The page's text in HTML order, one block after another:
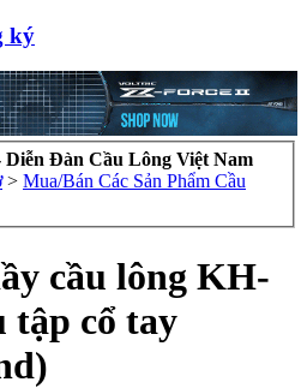
ký
Đàn Cầu Lông Việt Nam
> Mua/Bán Các Sản Phẩm Cầu
cầu lông KH-
tập cổ tay